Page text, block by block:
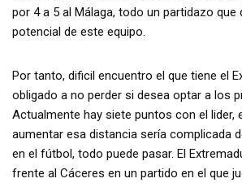
por 4 a 5 al Málaga, todo un partidazo que
potencial de este equipo.
Por tanto, dificil encuentro el que tiene el
obligado a no perder si desea optar a los
Actualmente hay siete puntos con el lider,
aumentar esa distancia sería complicada
en el fútbol, todo puede pasar. El
frente al Cáceres en un partido en el que